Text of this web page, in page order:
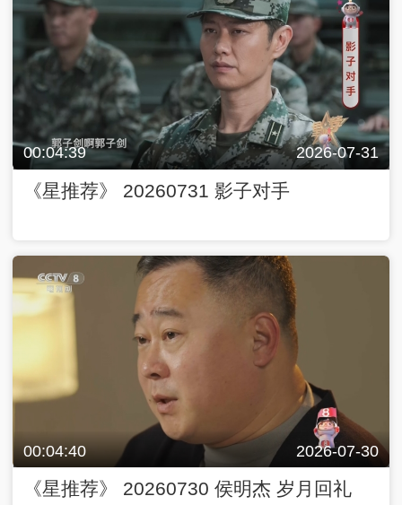
00:04:39 2026-07-31
《星推荐》 20260731 影子对手
00:04:40 2026-07-30
《星推荐》 20260730 侯明杰 岁月回礼